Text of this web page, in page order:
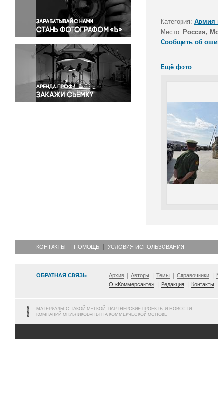
Правосудие
Происшествия и конфликты
Религия
Светская жизнь
Спорт
Экология
Экономика и бизнес
Категория: Армия
Место: Россия,
Сообщить об
Ещё фото
КОНТАКТЫ ПОМОЩЬ УСЛОВИЯ ИСПОЛЬЗОВАНИЯ
ОБРАТНАЯ СВЯЗЬ Архив Авторы Темы Справочники
О «Коммерсанте»
Редакция Контакты
МАТЕРИАЛЫ С ТАКОЙ МЕТКОЙ, ПАРТНЕРСКИЕ ПРОЕКТЫ И НОВОСТИ
КОМПАНИЙ ОПУБЛИКОВАНЫ НА КОММЕРЧЕСКОЙ ОСНОВЕ